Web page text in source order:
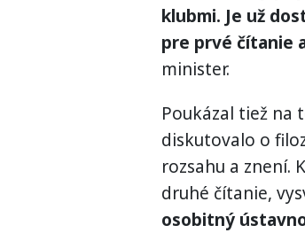
klubmi. Je už
pre prvé čítanie
minister.
Poukázal tiež na
diskutovalo o
rozsahu a znení.
druhé čítanie,
osobitný